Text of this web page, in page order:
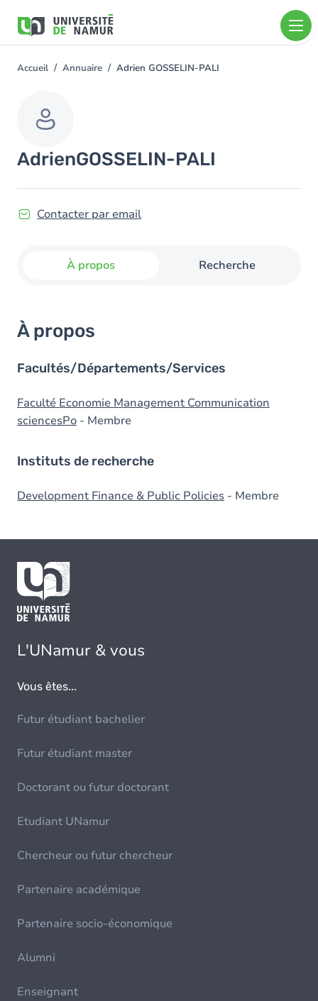
contenu
You
Accueil Annuaire Adrien GOSSELIN-PALI
AdrienGOSSELIN-PALI
Contacter par email
À propos Recherche
À propos
Facultés/Départements/Services
Faculté Economie Management Communication
sciencesPo - Membre
Instituts de recherche
Development Finance & Public Policies - Membre
L'UNamur & vous
Vous êtes...
Futur étudiant bachelier
Futur étudiant master
Doctorant ou futur doctorant
Etudiant UNamur
Chercheur ou futur chercheur
Partenaire académique
Partenaire socio-économique
Alumni
Enseignant